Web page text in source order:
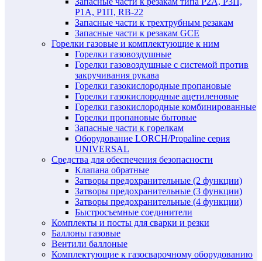
Р1А, Р1П, RB-22
Запасные части к трехтрубным резакам
Запасные части к резакам GCE
Горелки газовые и комплектующие к ним
Горелки газовоздушные
Горелки газовоздушные с системой против
закручивания рукава
Горелки газокислородные пропановые
Горелки газокислородные ацетиленовые
Горелки газокислородные комбинированные
Горелки пропановые бытовые
Запасные части к горелкам
Оборудование LORCH/Propaline серия
UNIVERSAL
Средства для обеспечения безопасности
Клапана обратные
Затворы предохранительные (2 функции)
Затворы предохранительные (3 функции)
Затворы предохранительные (4 функции)
Быстросъемные соединители
Комплекты и посты для сварки и резки
Баллоны газовые
Вентили баллоные
Комплектующие к газосварочному оборудованию